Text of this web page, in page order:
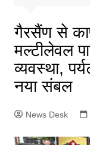
गैरसैंण से
मल्टीलेवल
व्यवस्था,
नया संबल
News Desk